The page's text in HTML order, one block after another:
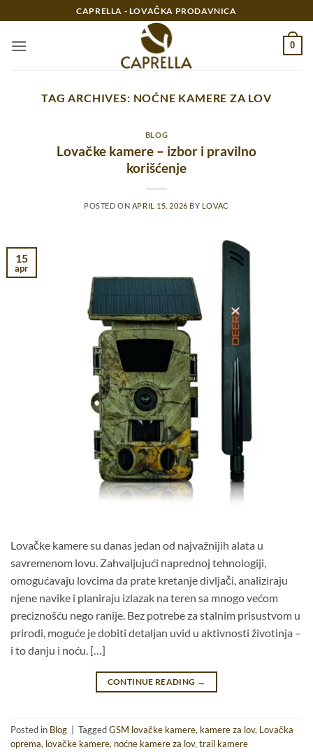
na
sadržaj
CAPRELLA - LOVAČKA PRODAVNICA
0
TAG ARCHIVES: NOĆNE KAMERE ZA LOV
BLOG
Lovačke kamere – izbor i pravilno
korišćenje
POSTED ON APRIL 15, 2026 BY LOVAC
15
apr
Lovačke kamere su danas jedan od najvažnijih alata u
savremenom lovu. Zahvaljujući naprednoj tehnologiji,
omogućavaju lovcima da prate kretanje divljači, analiziraju
njene navike i planiraju izlazak na teren sa mnogo većom
preciznošću nego ranije. Bez potrebe za stalnim prisustvom u
prirodi, moguće je dobiti detaljan uvid u aktivnosti životinja –
i to danju i noću. […]
CONTINUE READING →
Posted in Blog TaggedGSM lovačke kamere, kamere za lov, Lovačka
oprema, lovačke kamere, noćne kamere za lov, trail kamere